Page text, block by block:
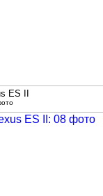
ES II